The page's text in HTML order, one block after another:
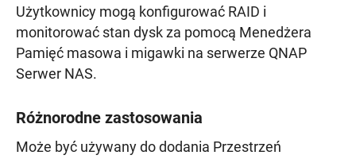
Użytkownicy mogą konfigurować RAID i
monitorować stan dysk za pomocą Menedżera
Pamięć masowa i migawki na serwerze QNAP
Serwer NAS.
Różnorodne zastosowania
Może być używany do dodania Przestrzeń